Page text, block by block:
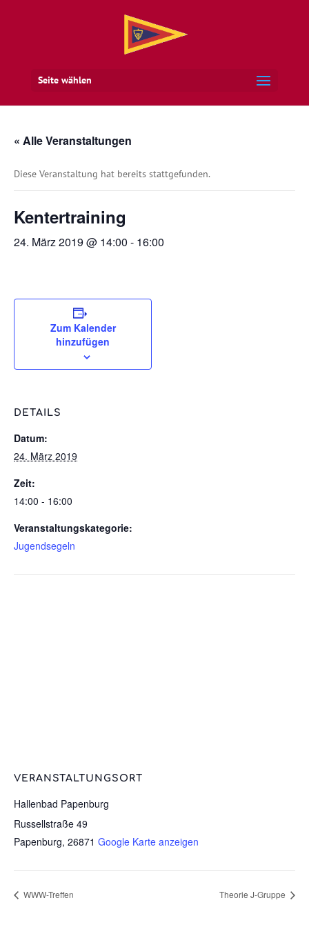
Seite wählen
« Alle Veranstaltungen
Diese Veranstaltung hat bereits stattgefunden.
Kentertraining
24. März 2019 @ 14:00 - 16:00
Zum Kalender
hinzufügen
DETAILS
Datum:
24. März 2019
Zeit:
14:00 - 16:00
Veranstaltungskategorie:
Jugendsegeln
VERANSTALTUNGSORT
Hallenbad Papenburg
Russellstraße 49
Papenburg, 26871 Google Karte anzeigen
WWW-Treffen Theorie J-Gruppe